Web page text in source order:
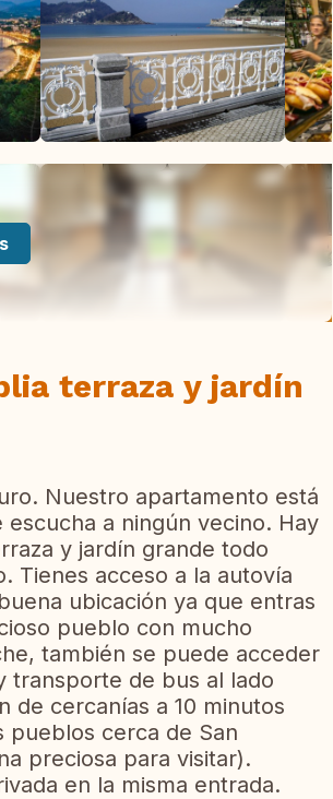
terraza y jardín
Nuestro apartamento está
a ningún vecino. Hay
y jardín grande todo
Tienes acceso a la autovía
ubicación ya que entras
pueblo con mucho
también se puede acceder
transporte de bus al lado
de cercanías a 10 minutos
pueblos cerca de San
preciosa para visitar).
en la misma entrada.